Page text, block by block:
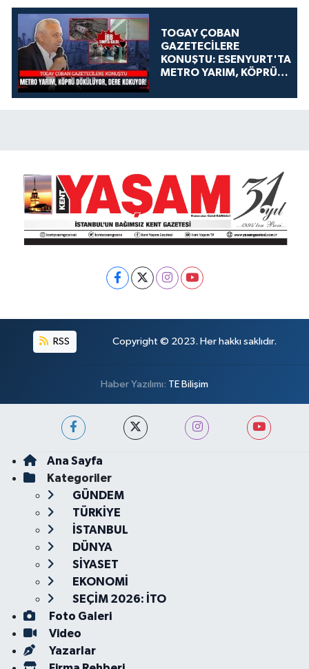
TOGAY ÇOBAN
GAZETECİLERE
KONUŞTU: ESENYURT'TA
METRO YARIM, KÖPRÜ
KOKUYOR!
RSS Copyright © 2023. Her hakkı saklıdır.
Haber Yazılımı: TE Bilişim
Ana Sayfa
Kategoriler
GÜNDEM
TÜRKİYE
İSTANBUL
DÜNYA
SİYASET
EKONOMİ
SEÇİM 2026: İTO
Foto Galeri
Video
Yazarlar